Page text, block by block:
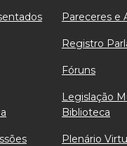
Pareceres e
Registro
Fóruns
Legislação
Biblioteca
Plenário